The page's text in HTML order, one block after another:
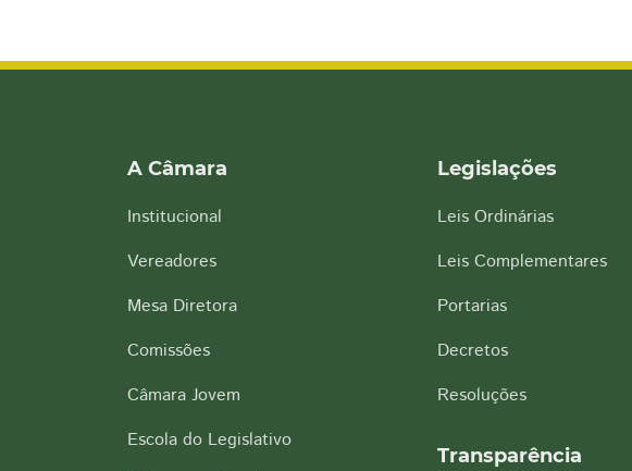
A Câmara
Institucional
Vereadores
Mesa Diretora
Comissões
Câmara Jovem
Escola do Legislativo
Legislações
Leis Ordinárias
Leis Complementares
Portarias
Decretos
Resoluções
Transparência